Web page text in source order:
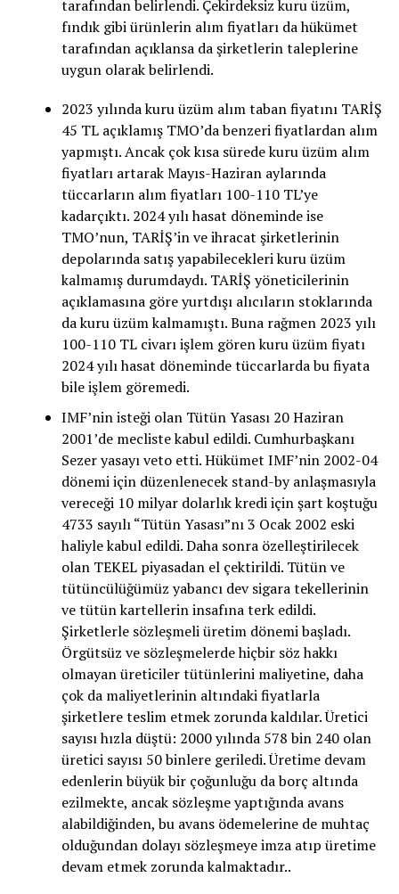
tarafından belirlendi. Çekirdeksiz kuru üzüm,
fındık gibi ürünlerin alım fiyatları da hükümet
tarafından açıklansa da şirketlerin taleplerine
uygun olarak belirlendi.
2023 yılında kuru üzüm alım taban fiyatını TARİŞ
45 TL açıklamış TMO’da benzeri fiyatlardan alım
yapmıştı. Ancak çok kısa sürede kuru üzüm alım
fiyatları artarak Mayıs-Haziran aylarında
tüccarların alım fiyatları 100-110 TL’ye
kadarçıktı. 2024 yılı hasat döneminde ise
TMO’nun, TARİŞ’in ve ihracat şirketlerinin
depolarında satış yapabilecekleri kuru üzüm
kalmamış durumdaydı. TARİŞ yöneticilerinin
açıklamasına göre yurtdışı alıcıların stoklarında
da kuru üzüm kalmamıştı. Buna rağmen 2023 yılı
100-110 TL civarı işlem gören kuru üzüm fiyatı
2024 yılı hasat döneminde tüccarlarda bu fiyata
bile işlem göremedi.
IMF’nin isteği olan Tütün Yasası 20 Haziran
2001’de mecliste kabul edildi. Cumhurbaşkanı
Sezer yasayı veto etti. Hükümet IMF’nin 2002-04
dönemi için düzenlenecek stand-by anlaşmasıyla
vereceği 10 milyar dolarlık kredi için şart koştuğu
4733 sayılı “Tütün Yasası”nı 3 Ocak 2002 eski
haliyle kabul edildi. Daha sonra özelleştirilecek
olan TEKEL piyasadan el çektirildi. Tütün ve
tütüncülüğümüz yabancı dev sigara tekellerinin
ve tütün kartellerin insafına terk edildi.
Şirketlerle sözleşmeli üretim dönemi başladı.
Örgütsüz ve sözleşmelerde hiçbir söz hakkı
olmayan üreticiler tütünlerini maliyetine, daha
çok da maliyetlerinin altındaki fiyatlarla
şirketlere teslim etmek zorunda kaldılar. Üretici
sayısı hızla düştü: 2000 yılında 578 bin 240 olan
üretici sayısı 50 binlere geriledi. Üretime devam
edenlerin büyük bir çoğunluğu da borç altında
ezilmekte, ancak sözleşme yaptığında avans
alabildiğinden, bu avans ödemelerine de muhtaç
olduğundan dolayı sözleşmeye imza atıp üretime
devam etmek zorunda kalmaktadır..